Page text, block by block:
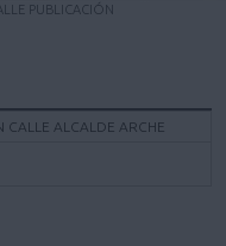
PUBLICACIÓN
ALCALDE ARCHE